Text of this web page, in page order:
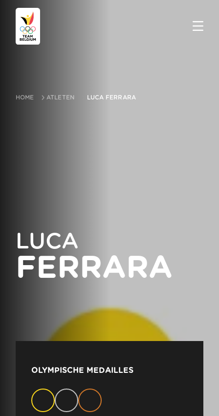
HOME ATLETEN LUCA FERRARA
LUCA
FERRARA
OLYMPISCHE MEDAILLES